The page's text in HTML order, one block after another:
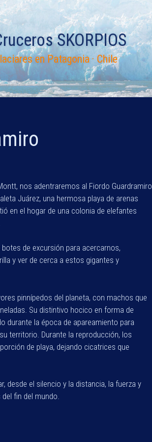
SKORPIOS
en Patagonia · Chile
nos adentraremos al Fiordo Guardramiro.
Juárez, una hermosa playa de arenas
en el hogar de una colonia de elefantes
de excursión para acercarnos,
y ver de cerca a estos gigantes y
pinnípedos del planeta, con machos que
Su distintivo hocico en forma de
durante la época de apareamiento para
territorio. Durante la reproducción, los
de playa, dejando cicatrices que
desde el silencio y la distancia, la fuerza y
fin del mundo.